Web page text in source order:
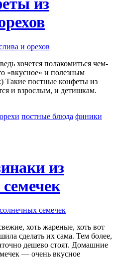
хочется полакомиться чем-
«вкусное» и полезным
Такие постные конфеты из
и взрослым, и детишкам.
орехи постные блюда финики
из
хоть жареные, хоть вот
сделать их сама. Тем более,
дешево стоят. Домашние
— очень вкусное